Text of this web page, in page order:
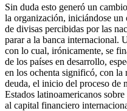
Sin duda esto generó un
la organización, iniciándose un
de divisas percibidas por las
parar a la banca internacional.
con lo cual, irónicamente, se
de los países en desarrollo,
en los ochenta significó, con la
deuda, el inicio del proceso de
Estados latinoamericanos
al capital financiero